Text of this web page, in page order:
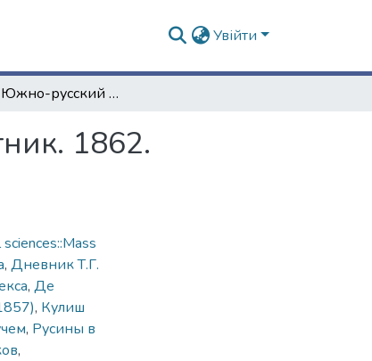
Увійти
Основа: Южно-русский литературно-ученый вестник. 1862. Квітень (апрель)
1862.
, Дневник Т.Г.
, Де
, Кулиш
, Русины в
,